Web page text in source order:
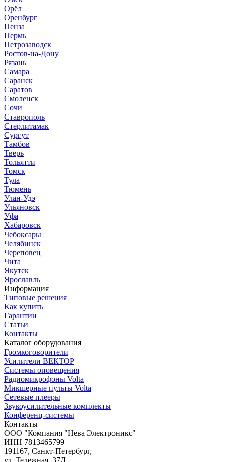
Орёл
Оренбург
Пенза
Пермь
Петрозаводск
Ростов-на-Дону
Рязань
Самара
Саранск
Саратов
Смоленск
Сочи
Ставрополь
Стерлитамак
Сургут
Тамбов
Тверь
Тольятти
Томск
Тула
Тюмень
Улан-Удэ
Ульяновск
Уфа
Хабаровск
Чебоксары
Челябинск
Череповец
Чита
Якутск
Ярославль
Информация
Типовые решения
Как купить
Гарантии
Статьи
Контакты
Каталог оборудования
Громкоговорители
Усилители ВЕКТОР
Системы оповещения
Радиомикрофоны Volta
Микшерные пульты Volta
Сетевые плееры
Звукоусилительные комплекты
Конференц-системы
Контакты
OOO "Компания "Нева Электроникс"
ИНН 7813465799
191167, Санкт-Петербург,
ул. Тележная, 37Д